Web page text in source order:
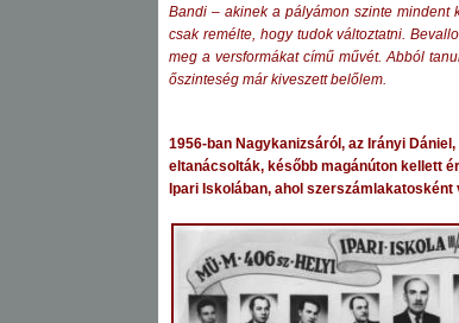
Bandi – akinek a pályámon szinte mindent
csak remélte, hogy tudok változtatni.
meg a versformákat című művét. Abból
őszinteség már kiveszett belőlem.
1956-ban Nagykanizsáról, az Irányi
eltanácsolták, később magánúton kellett
Ipari Iskolában, ahol